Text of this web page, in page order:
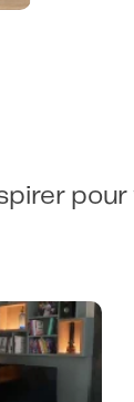
pour